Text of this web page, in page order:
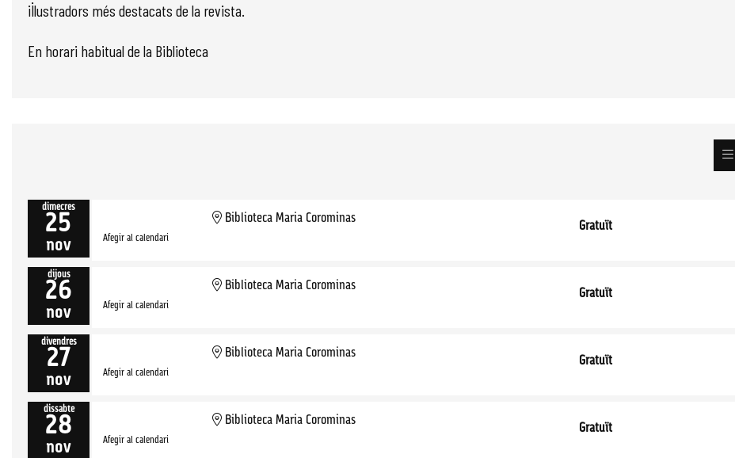
il·lustradors més destacats de la revista.
En horari habitual de la Biblioteca
dimecres
25
nov
Biblioteca Maria Corominas
Afegir al calendari
Gratuït
dijous
26
nov
Biblioteca Maria Corominas
Afegir al calendari
Gratuït
divendres
27
nov
Biblioteca Maria Corominas
Afegir al calendari
Gratuït
dissabte
28
nov
Biblioteca Maria Corominas
Afegir al calendari
Gratuït